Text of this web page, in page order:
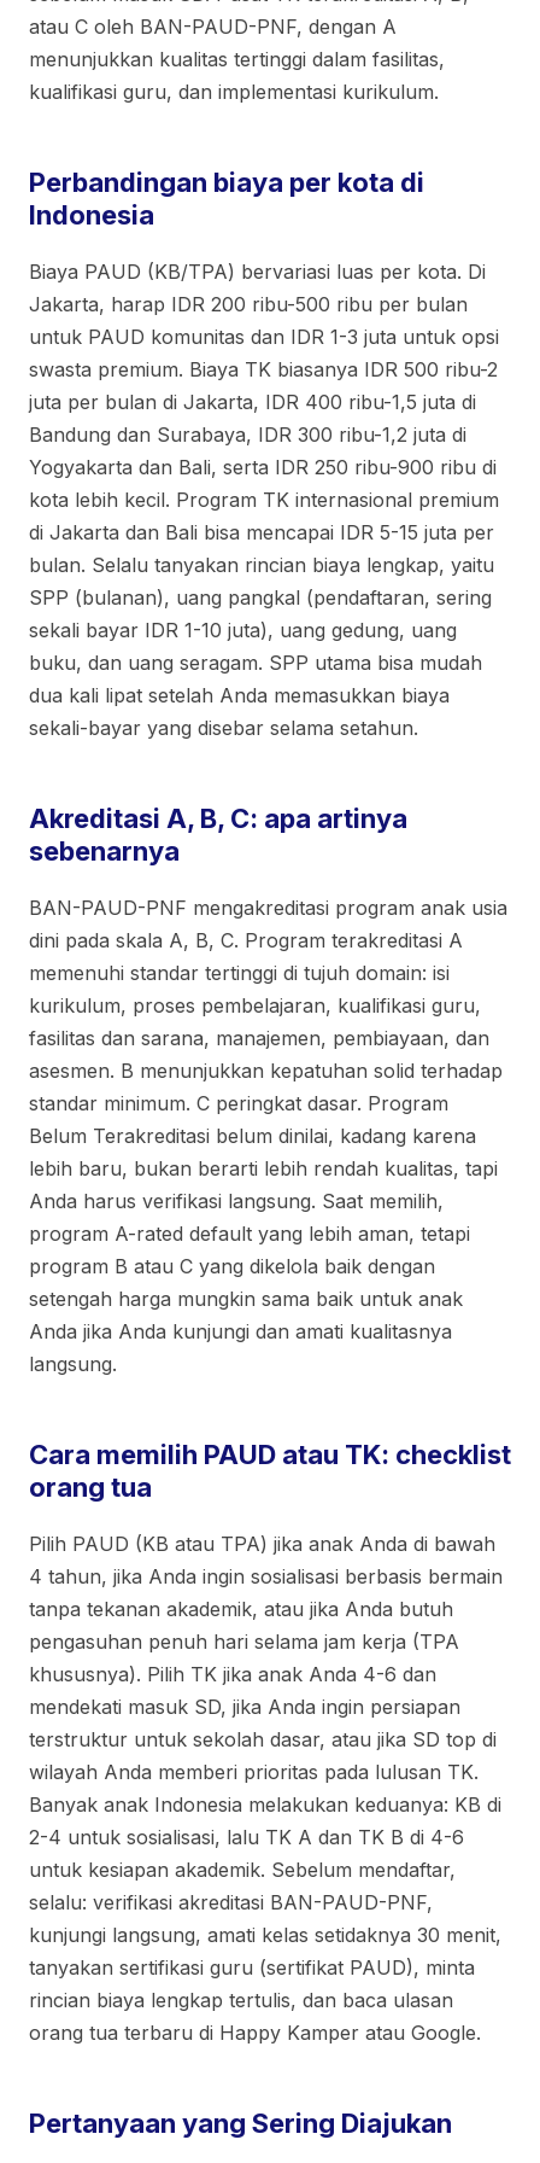
atau C oleh BAN-PAUD-PNF, dengan A
menunjukkan kualitas tertinggi dalam fasilitas,
kualifikasi guru, dan implementasi kurikulum.
Perbandingan biaya per kota di
Indonesia
Biaya PAUD (KB/TPA) bervariasi luas per kota. Di
Jakarta, harap IDR 200 ribu-500 ribu per bulan
untuk PAUD komunitas dan IDR 1-3 juta untuk opsi
swasta premium. Biaya TK biasanya IDR 500 ribu-2
juta per bulan di Jakarta, IDR 400 ribu-1,5 juta di
Bandung dan Surabaya, IDR 300 ribu-1,2 juta di
Yogyakarta dan Bali, serta IDR 250 ribu-900 ribu di
kota lebih kecil. Program TK internasional premium
di Jakarta dan Bali bisa mencapai IDR 5-15 juta per
bulan. Selalu tanyakan rincian biaya lengkap, yaitu
SPP (bulanan), uang pangkal (pendaftaran, sering
sekali bayar IDR 1-10 juta), uang gedung, uang
buku, dan uang seragam. SPP utama bisa mudah
dua kali lipat setelah Anda memasukkan biaya
sekali-bayar yang disebar selama setahun.
Akreditasi A, B, C: apa artinya
sebenarnya
BAN-PAUD-PNF mengakreditasi program anak usia
dini pada skala A, B, C. Program terakreditasi A
memenuhi standar tertinggi di tujuh domain: isi
kurikulum, proses pembelajaran, kualifikasi guru,
fasilitas dan sarana, manajemen, pembiayaan, dan
asesmen. B menunjukkan kepatuhan solid terhadap
standar minimum. C peringkat dasar. Program
Belum Terakreditasi belum dinilai, kadang karena
lebih baru, bukan berarti lebih rendah kualitas, tapi
Anda harus verifikasi langsung. Saat memilih,
program A-rated default yang lebih aman, tetapi
program B atau C yang dikelola baik dengan
setengah harga mungkin sama baik untuk anak
Anda jika Anda kunjungi dan amati kualitasnya
langsung.
Cara memilih PAUD atau TK: checklist
orang tua
Pilih PAUD (KB atau TPA) jika anak Anda di bawah
4 tahun, jika Anda ingin sosialisasi berbasis bermain
tanpa tekanan akademik, atau jika Anda butuh
pengasuhan penuh hari selama jam kerja (TPA
khususnya). Pilih TK jika anak Anda 4-6 dan
mendekati masuk SD, jika Anda ingin persiapan
terstruktur untuk sekolah dasar, atau jika SD top di
wilayah Anda memberi prioritas pada lulusan TK.
Banyak anak Indonesia melakukan keduanya: KB di
2-4 untuk sosialisasi, lalu TK A dan TK B di 4-6
untuk kesiapan akademik. Sebelum mendaftar,
selalu: verifikasi akreditasi BAN-PAUD-PNF,
kunjungi langsung, amati kelas setidaknya 30 menit,
tanyakan sertifikasi guru (sertifikat PAUD), minta
rincian biaya lengkap tertulis, dan baca ulasan
orang tua terbaru di Happy Kamper atau Google.
Pertanyaan yang Sering Diajukan